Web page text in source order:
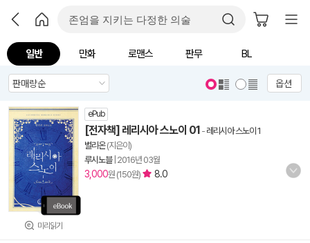
일반 만화 로맨스 판무 BL
옵션
미리읽기
ePub
[전자책] 레리시아 스노이 01 - 레리시아 스노이 1
별리온(지은이)
루시노블| 2016년 03월
3,000원 (150원) 8.0